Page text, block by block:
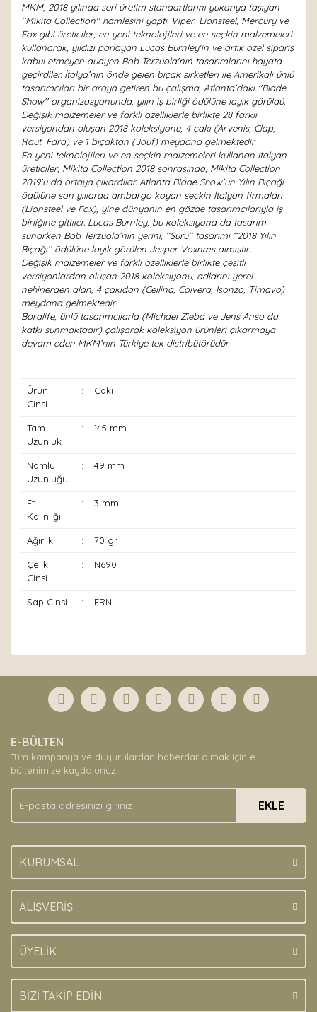
MKM, 2018 yılında seri üretim standartlarını yukarıya taşıyan
''Mikita Collection'' hamlesini yaptı. Viper, Lionsteel, Mercury ve
Fox gibi üreticiler, en yeni teknolojileri ve en seçkin malzemeleri
kullanarak, yıldızı parlayan Lucas Burnley'in ve artık özel sipariş
kabul etmeyen duayen Bob Terzuola'nın tasarımlarını hayata
geçirdiler. İtalya’nın önde gelen bıçak şirketleri ile Amerikalı ünlü
tasarımcıları bir araya getiren bu çalışma, Atlanta’daki ''Blade
Show'' organizasyonunda, yılın iş birliği ödülüne layık görüldü.
Değişik malzemeler ve farklı özelliklerle birlikte 28 farklı
versiyondan oluşan 2018 koleksiyonu, 4 çakı (Arvenis, Clap,
Raut, Fara) ve 1 bıçaktan (Jouf) meydana gelmektedir.
En yeni teknolojileri ve en seçkin malzemeleri kullanan İtalyan
üreticiler, Mikita Collection 2018 sonrasında, Mikita Collection
2019’u da ortaya çıkardılar. Atlanta Blade Show’un Yılın Bıçağı
ödülüne son yıllarda ambargo koyan seçkin İtalyan firmaları
(Lionsteel ve Fox), yine dünyanın en gözde tasarımcılarıyla iş
birliğine gittiler. Lucas Burnley, bu koleksiyona da tasarım
sunarken Bob Terzuola’nın yerini, ‘‘Suru’’ tasarımı ‘‘2018 Yılın
Bıçağı’’ ödülüne layık görülen Jesper Voxnæs almıştır.
Değişik malzemeler ve farklı özelliklerle birlikte çeşitli
versiyonlardan oluşan 2018 koleksiyonu, adlarını yerel
nehirlerden alan, 4 çakıdan (Cellina, Colvera, Isonzo, Timavo)
meydana gelmektedir.
Boralife, ünlü tasarımcılarla (Michael Zieba ve Jens Anso da
katkı sunmaktadır) çalışarak koleksiyon ürünleri çıkarmaya
devam eden MKM’nin Türkiye tek distribütörüdür.
Ürün
Cinsi
: Çakı
Tam
Uzunluk
: 145 mm
Namlu
Uzunluğu
: 49 mm
Et
Kalınlığı
: 3 mm
Ağırlık : 70 gr
Çelik
Cinsi
: N690
Sap Cinsi : FRN
Yorum Yaz
formunu kullanarak tarafımıza iletebilirsiniz.
Görüş ve önerileriniz için teşekkür ederiz.
Ürün açıklamasında eksik bilgiler bulunuyor.
Ürün bilgilerinde hatalar bulunuyor.
Ürün fiyatı diğer sitelerden daha pahalı.
Bu ürüne benzer farklı alternatifler olmalı.
E-BÜLTEN
Tüm kampanya ve duyurulardan haberdar olmak için e-
bültenimize kaydolunuz.
EKLE
KURUMSAL
ALIŞVERİŞ
ÜYELİK
BİZİ TAKİP EDİN